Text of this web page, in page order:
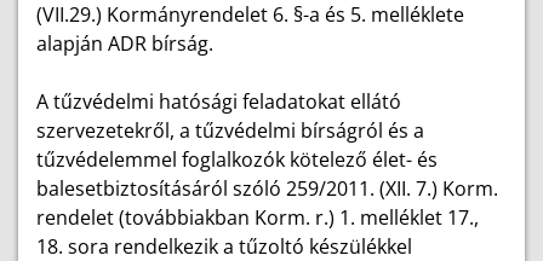
(VII.29.) Kormányrendelet 6. §-a és 5. melléklete
alapján ADR bírság.
A tűzvédelmi hatósági feladatokat ellátó
szervezetekről, a tűzvédelmi bírságról és a
tűzvédelemmel foglalkozók kötelező élet- és
balesetbiztosításáról szóló 259/2011. (XII. 7.) Korm.
rendelet (továbbiakban Korm. r.) 1. melléklet 17.,
18. sora rendelkezik a tűzoltó készülékkel